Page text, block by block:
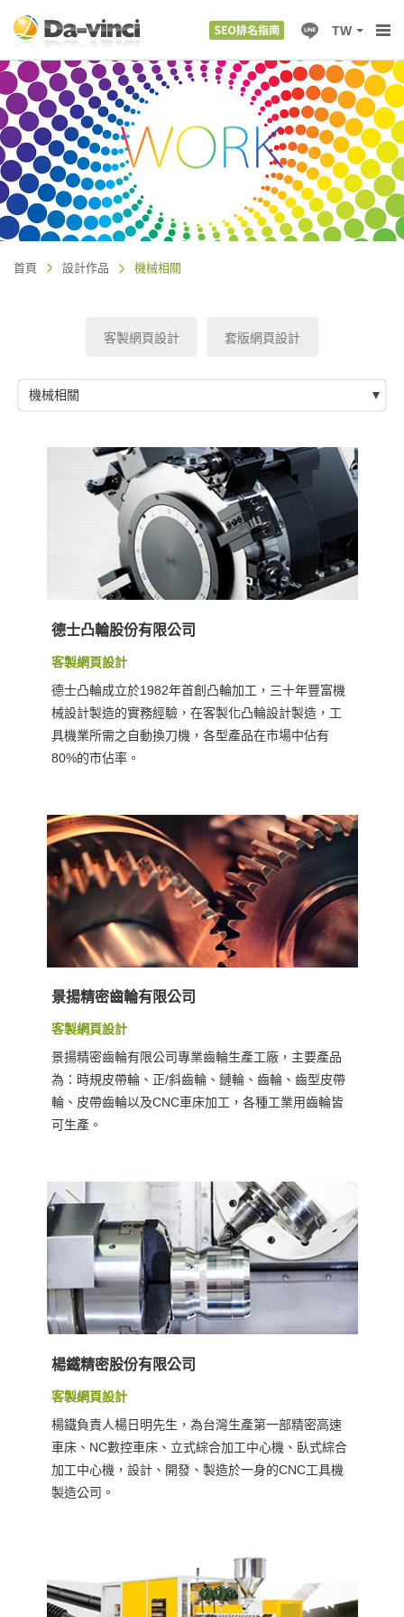
TW
首頁 設計作品 機械相關
客製網頁設計 套版網頁設計
機械相關
德士凸輪股份有限公司
客製網頁設計
德士凸輪成立於1982年首創凸輪加工，三十年豐富機
械設計製造的實務經驗，在客製化凸輪設計製造，工
具機業所需之自動換刀機，各型產品在市場中佔有
80%的市佔率。
景揚精密齒輪有限公司
客製網頁設計
景揚精密齒輪有限公司專業齒輪生產工廠，主要產品
為：時規皮帶輪、正/斜齒輪、鏈輪、齒輪、齒型皮帶
輪、皮帶齒輪以及CNC車床加工，各種工業用齒輪皆
可生產。
楊鐵精密股份有限公司
客製網頁設計
楊鐵負責人楊日明先生，為台灣生產第一部精密高速
車床、NC數控車床、立式綜合加工中心機、臥式綜合
加工中心機，設計、開發、製造於一身的CNC工具機
製造公司。